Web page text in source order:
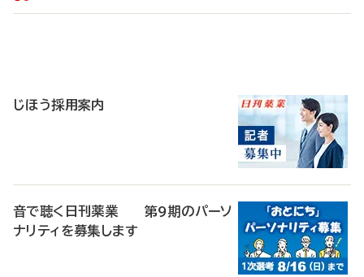
じほう採用案内
音で聴く日刊薬業 第9期のパーソ
ナリティを募集します